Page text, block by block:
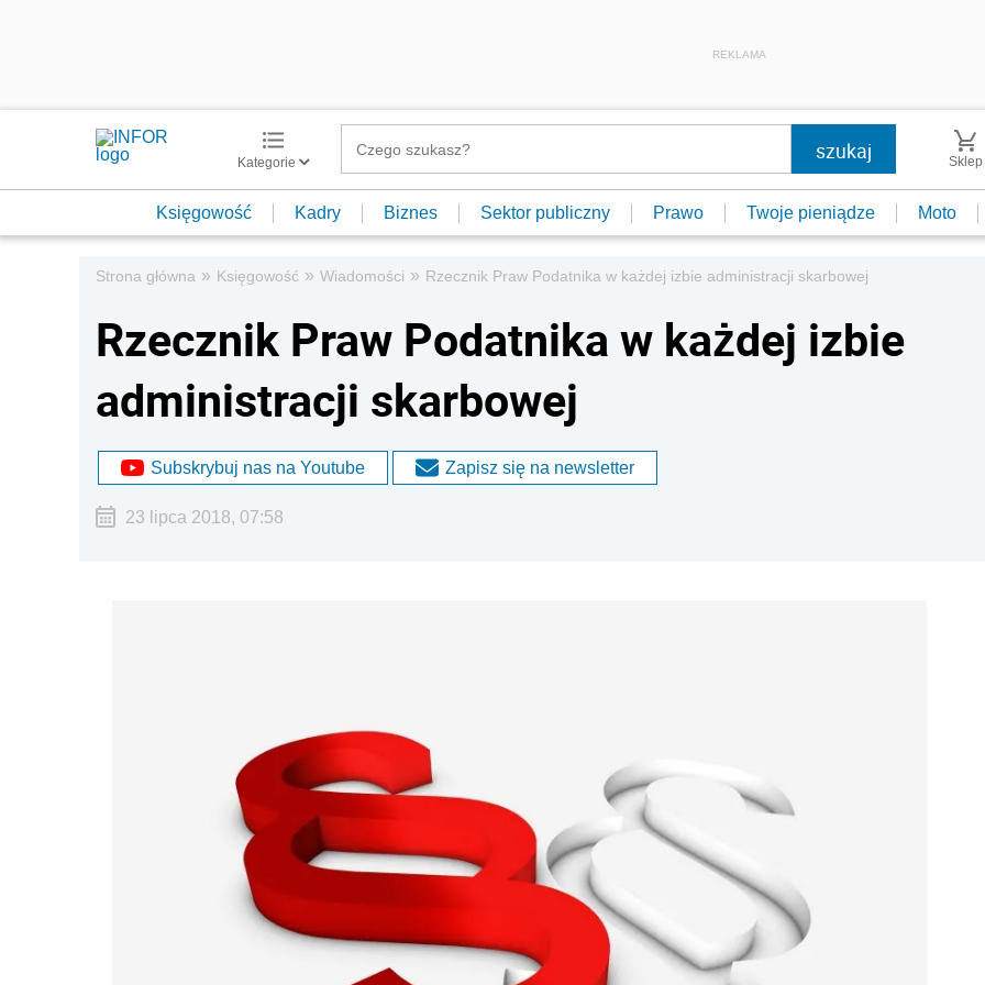
REKLAMA
Kategorie Sklep
Księgowość Kadry Biznes Sektor publiczny Prawo Twoje pieniądze Moto
Strona główna » Księgowość » Wiadomości » Rzecznik Praw Podatnika w każdej izbie administracji skarbowej
Rzecznik Praw Podatnika w każdej izbie
administracji skarbowej
Subskrybuj nas na Youtube Zapisz się na newsletter
23 lipca 2018, 07:58